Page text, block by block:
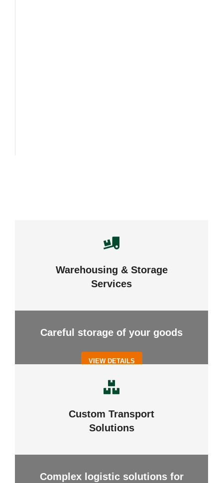
Warehousing & Storage
Services
Careful storage of your goods
VIEW DETAILS
Custom Transport
Solutions
Complex logistic solutions for